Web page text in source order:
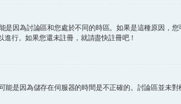
因為討論區和您處於不同的時區。如果是這種原因，
行。如果您還未註冊，就請盡快註冊吧！
是因為儲存在伺服器的時間是不正確的。討論區並未